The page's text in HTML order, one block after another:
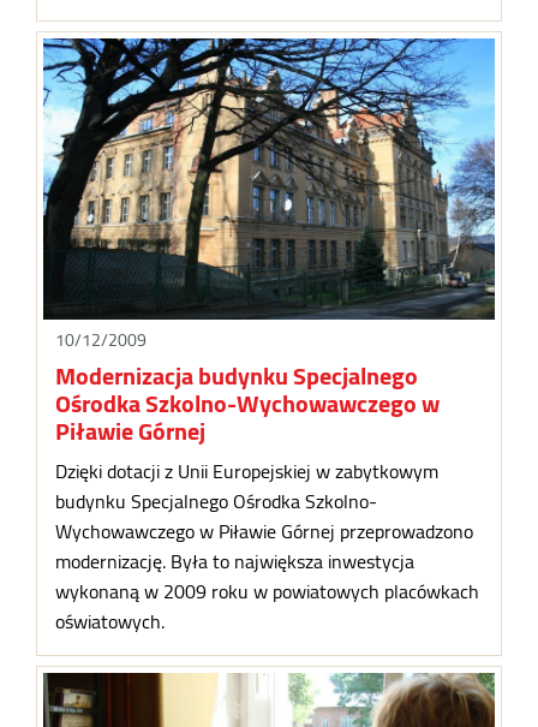
10/12/2009
Modernizacja budynku Specjalnego
Ośrodka Szkolno-Wychowawczego w
Piławie Górnej
Dzięki dotacji z Unii Europejskiej w zabytkowym
budynku Specjalnego Ośrodka Szkolno-
Wychowawczego w Piławie Górnej przeprowadzono
modernizację. Była to największa inwestycja
wykonaną w 2009 roku w powiatowych placówkach
oświatowych.